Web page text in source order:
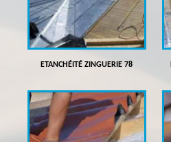
ETANCHÉITÉ ZINGUERIE 78